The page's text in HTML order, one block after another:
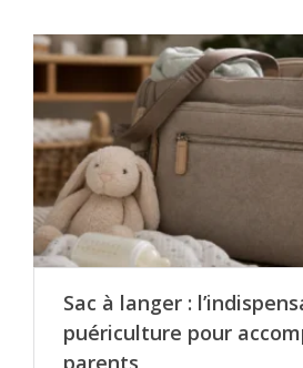
Sac à langer :
puériculture pour